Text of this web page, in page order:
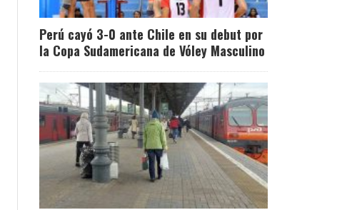
Perú cayó 3-0 ante Chile en su debut por
la Copa Sudamericana de Vóley Masculino